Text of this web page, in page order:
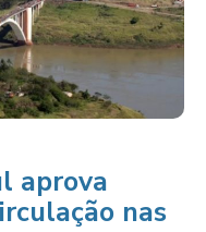
aprova
nas